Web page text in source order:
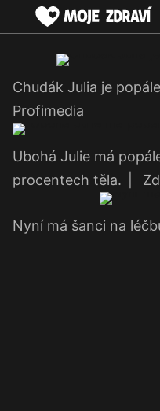
Chudák Julia je
Profimedia
Ubohá Julie má
procentech těla.
Nyní má šanci na